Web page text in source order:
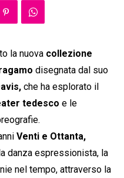
la nuova collezione
disegnata dal suo
che ha esplorato il
tedesco e le
Venti e Ottanta,
danza espressionista, la
nel tempo, attraverso la